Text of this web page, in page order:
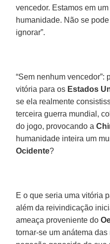
vencedor. Estamos em
humanidade. Não se
ignorar”.
“Sem nenhum vencedor”:
vitória para os Estados
se ela realmente
terceira guerra mundial,
do jogo, provocando a
humanidade inteira um
Ocidente?
E o que seria uma vitória
além da reivindicação
ameaça proveniente do
tornar-se um anátema